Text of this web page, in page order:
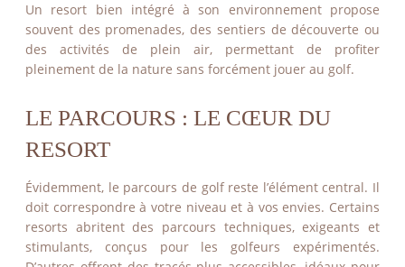
Un resort bien intégré à son environnement propose
souvent des promenades, des sentiers de découverte ou
des activités de plein air, permettant de profiter
pleinement de la nature sans forcément jouer au golf.
LE PARCOURS : LE CŒUR DU
RESORT
Évidemment, le parcours de golf reste l’élément central. Il
doit correspondre à votre niveau et à vos envies. Certains
resorts abritent des parcours techniques, exigeants et
stimulants, conçus pour les golfeurs expérimentés.